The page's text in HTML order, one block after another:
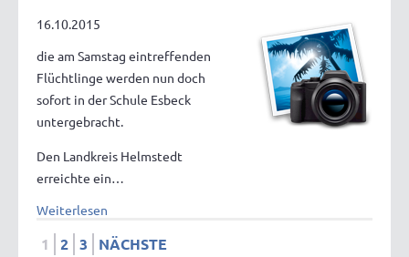
16.10.2015
die am Samstag eintreffenden
Flüchtlinge werden nun doch
sofort in der Schule Esbeck
untergebracht.
Den Landkreis Helmstedt
erreichte ein…
Weiterlesen
1 2 3 NÄCHSTE